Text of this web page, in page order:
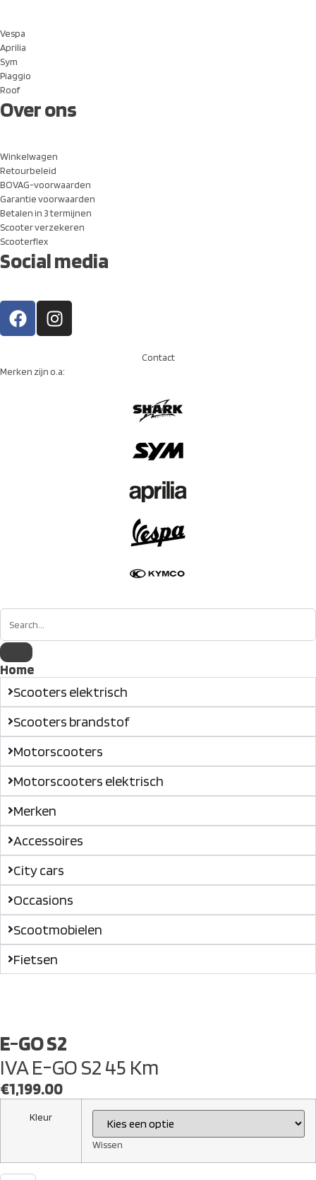
Vespa
Aprilia
Sym
Piaggio
Roof
Over ons
Winkelwagen
Retourbeleid
BOVAG-voorwaarden
Garantie voorwaarden
Betalen in 3 termijnen
Scooter verzekeren
Scooterflex
Social media
Merken zijn o.a:
Contact
Home
Scooters elektrisch
Scooters brandstof
Motorscooters
Motorscooters elektrisch
Merken
Accessoires
City cars
Occasions
Scootmobielen
Fietsen
E-GO S2
IVA E-GO S2 45 Km
€1,199.00
Kleur
Wissen